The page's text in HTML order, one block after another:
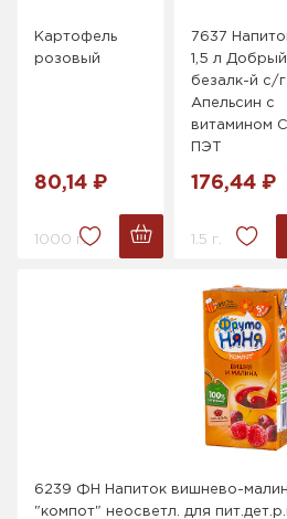
Картофель
розовый
80,14 ₽
1000 г.
7637
1,5 л Добрый
безалк-й с/г
Апельсин с
витамином С
ПЭТ
176,44 ₽
1.5 г.
6239 ФН Напиток вишнево-
"компот" неосветл. для